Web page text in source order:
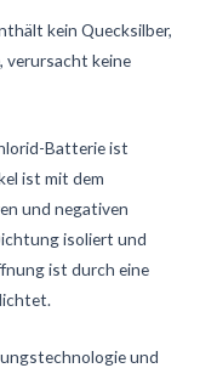
kein Quecksilber,
verursacht keine
Batterie ist
ist mit dem
und negativen
isoliert und
ist durch eine
und